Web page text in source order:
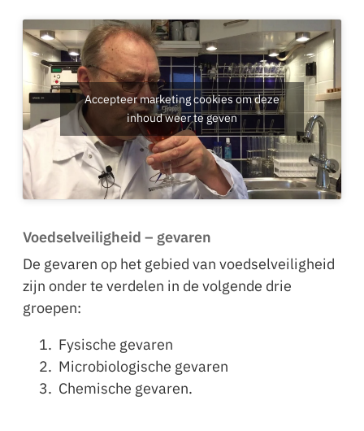
Accepteer marketing cookies om deze
inhoud weer te geven
Voedselveiligheid – gevaren
De gevaren op het gebied van voedselveiligheid
zijn onder te verdelen in de volgende drie
groepen:
Fysische gevaren
Microbiologische gevaren
Chemische gevaren.